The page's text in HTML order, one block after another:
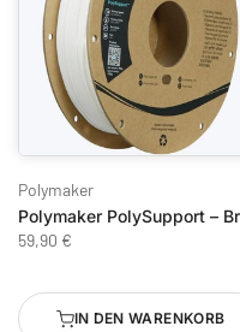
Polymaker
59,90 €
IN DEN WARENKORB